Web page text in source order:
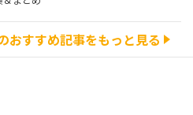
おすすめ記事をもっと見る